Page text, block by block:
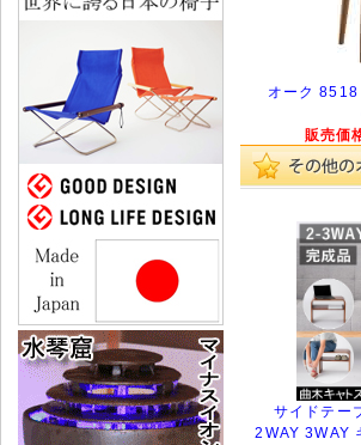
オーク 8518
販売価
サイドテー
2WAY 3WAY